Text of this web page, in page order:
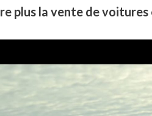
plus la vente de voitures